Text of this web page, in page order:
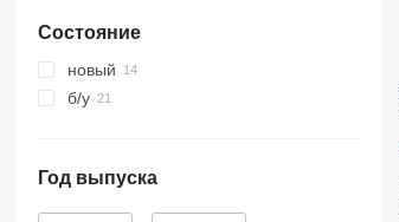
Состояние
новый
б/у
Год выпуска